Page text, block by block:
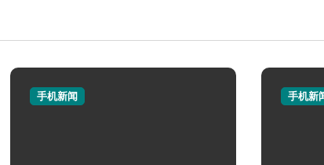
手机新闻 手机新